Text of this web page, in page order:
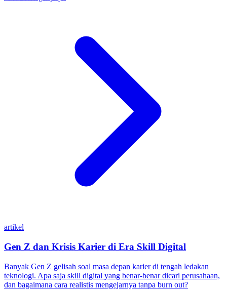
artikel
Gen Z dan Krisis Karier di Era Skill Digital
Banyak Gen Z gelisah soal masa depan karier di tengah ledakan
teknologi. Apa saja skill digital yang benar-benar dicari perusahaan,
dan bagaimana cara realistis mengejarnya tanpa burn out?